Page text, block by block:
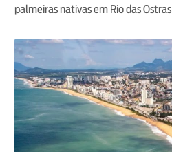
palmeiras nativas em Rio das Ostras